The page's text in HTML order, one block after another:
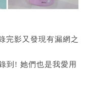
完影又發現有漏網之
到! 她們也是我愛用